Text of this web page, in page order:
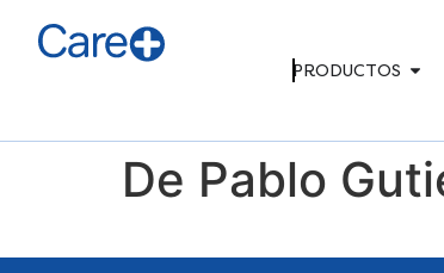
PRODUCTOS
De Pablo